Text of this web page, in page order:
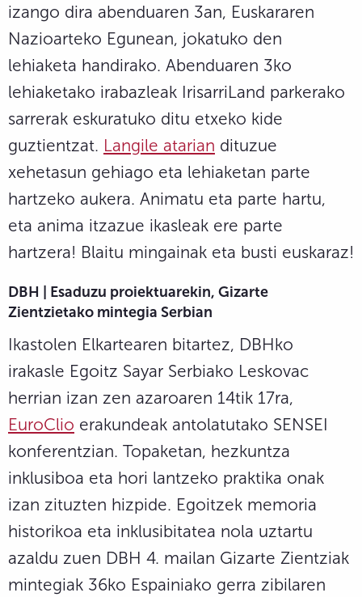
izango dira abenduaren 3an, Euskararen
Nazioarteko Egunean, jokatuko den
lehiaketa handirako. Abenduaren 3ko
lehiaketako irabazleak IrisarriLand parkerako
sarrerak eskuratuko ditu etxeko kide
guztientzat. Langile atarian dituzue
xehetasun gehiago eta lehiaketan parte
hartzeko aukera. Animatu eta parte hartu,
eta anima itzazue ikasleak ere parte
hartzera! Blaitu mingainak eta busti euskaraz!
DBH | Esaduzu proiektuarekin, Gizarte
Zientzietako mintegia Serbian
Ikastolen Elkartearen bitartez, DBHko
irakasle Egoitz Sayar Serbiako Leskovac
herrian izan zen azaroaren 14tik 17ra,
EuroClio erakundeak antolatutako SENSEI
konferentzian. Topaketan, hezkuntza
inklusiboa eta hori lantzeko praktika onak
izan zituzten hizpide. Egoitzek memoria
historikoa eta inklusibitatea nola uztartu
azaldu zuen DBH 4. mailan Gizarte Zientziak
mintegiak 36ko Espainiako gerra zibilaren